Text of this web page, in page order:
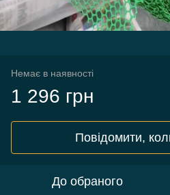
Немає в наявності
1 296 грн
Повідомити,
До обраного